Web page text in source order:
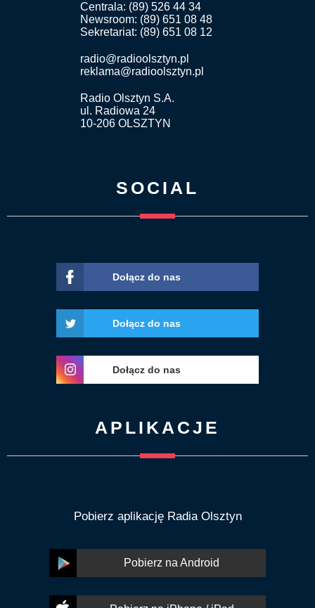
Centrala: (89) 526 44 34
Newsroom: (89) 651 08 48
Sekretariat: (89) 651 08 12
radio@radioolsztyn.pl
reklama@radioolsztyn.pl
Radio Olsztyn S.A.
ul. Radiowa 24
10-206 OLSZTYN
SOCIAL
Dołącz do nas
Dołącz do nas
Dołącz do nas
APLIKACJE
Pobierz aplikację Radia Olsztyn
Pobierz na Android